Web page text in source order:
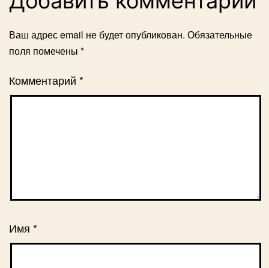
Ваш адрес email не будет опубликован. Обязательные
поля помечены *
Комментарий *
Имя *